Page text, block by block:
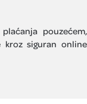
pouzećem,
siguran online